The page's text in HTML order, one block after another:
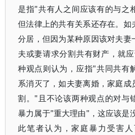
是指"共有人之间应该有的与之
但法律上的共有关系还存在。如
分居，但因为某种原因该对夫妻
夫或妻请求分割共有财产，就
种观点则认为，应指"共同共有
系消灭了，如夫妻离婚，家庭成
割。"且不论该两种观点的对与
暴力属于"重大理由"，这应该是
此笔者认为，家庭暴力受害